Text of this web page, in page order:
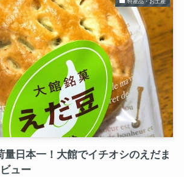
量日本一！大館でイチオシのえだま
ュー